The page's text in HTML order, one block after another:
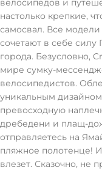
велосипедов и
настолько крепкие,
самосвал. Все
сочетают в себе силу
города. Безусловно,
мире сумку-
велосипедистов.
уникальным дизайном
превосходную
дребедени и плащ-
отправляетесь на
пляжное полотенце!
влезет. Сказочно, не